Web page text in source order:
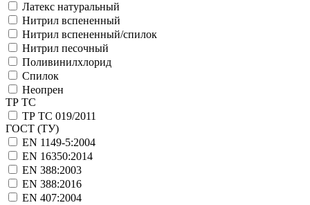
Латекс натуральный
Нитрил вспененный
Нитрил вспененный/спилок
Нитрил песочный
Поливинилхлорид
Спилок
Неопрен
ТР ТС
ТР ТС 019/2011
ГОСТ (ТУ)
EN 1149-5:2004
EN 16350:2014
EN 388:2003
EN 388:2016
EN 407:2004